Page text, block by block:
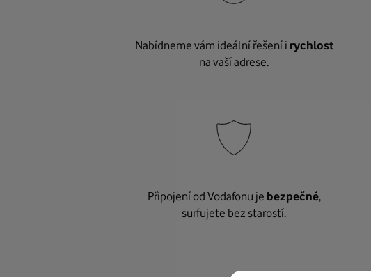
Nabídneme vám ideální řešení i rychlost
na vaší adrese.
Připojení od Vodafonu je bezpečné,
surfujete bez starostí.